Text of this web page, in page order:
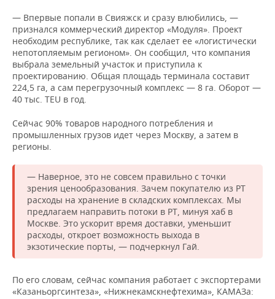
— Впервые попали в Свияжск и сразу влюбились, —
признался коммерческий директор «Модуля». Проект
необходим республике, так как сделает ее «логистически
непотопляемым регионом». Он сообщил, что компания
выбрала земельный участок и приступила к
проектированию. Общая площадь терминала составит
224,5 га, а сам перегрузочный комплекс — 8 га. Оборот —
40 тыс. TEU в год.
Сейчас 90% товаров народного потребления и
промышленных грузов идет через Москву, а затем в
регионы.
— Наверное, это не совсем правильно с точки
зрения ценообразования. Зачем покупателю из РТ
расходы на хранение в складских комплексах. Мы
предлагаем направить потоки в РТ, минуя хаб в
Москве. Это ускорит время доставки, уменьшит
расходы, откроет возможность выхода в
экзотические порты, — подчеркнул Гай.
По его словам, сейчас компания работает с экспортерами
«Казаньоргсинтеза», «Нижнекамскнефтехима», КАМАЗа: